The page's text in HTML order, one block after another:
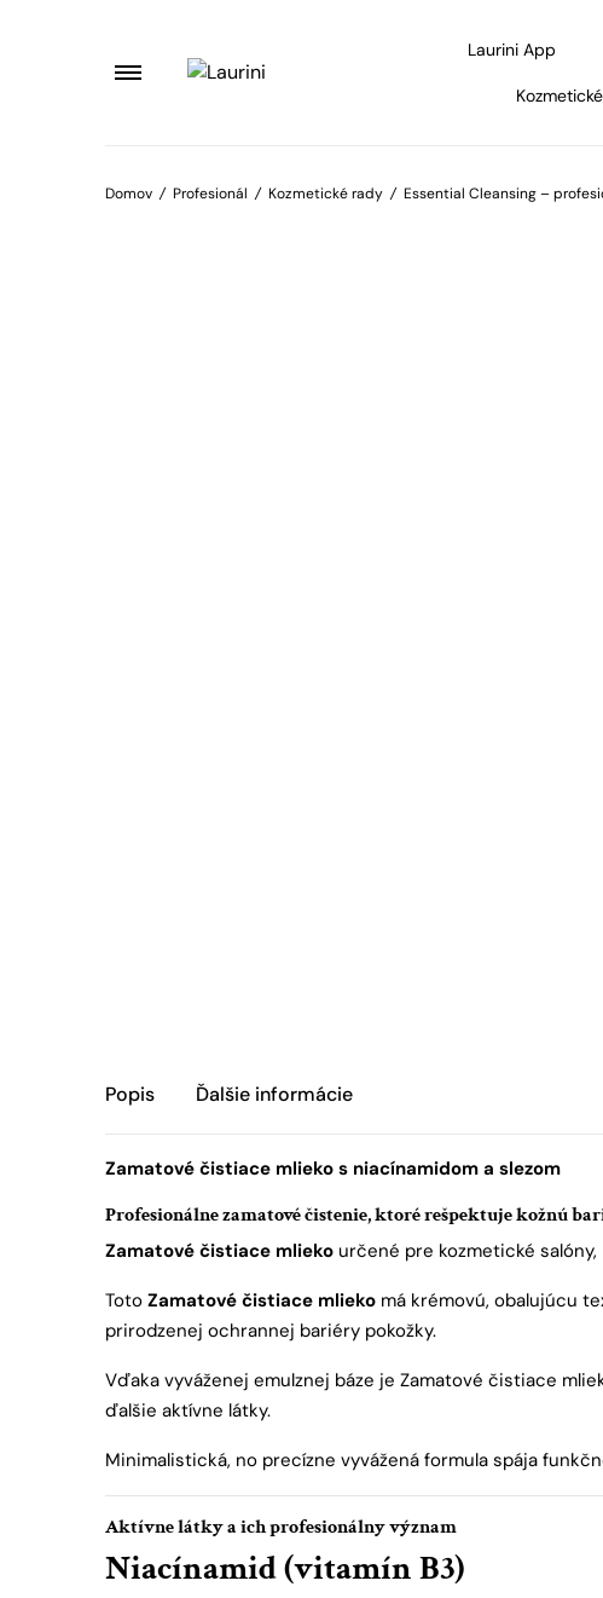
Laurini App
Domov / Profesionál / Kozmetické rady / Essential Cleansing –
Popis Ďalšie informácie
Zamatové čistiace mlieko s niacínamidom a slezom
Profesionálne zamatové čistenie, ktoré rešpektuje kožnú
Zamatové čistiace mlieko určené pre kozmetické
Toto Zamatové čistiace mlieko má krémovú, obalujúcu
prirodzenej ochrannej bariéry pokožky.
Vďaka vyváženej emulznej báze je Zamatové čistiace
ďalšie aktívne látky.
Minimalistická, no precízne vyvážená formula spája
Aktívne látky a ich profesionálny význam
Niacínamid (vitamín B3)